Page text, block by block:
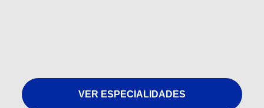
VER ESPECIALIDADES